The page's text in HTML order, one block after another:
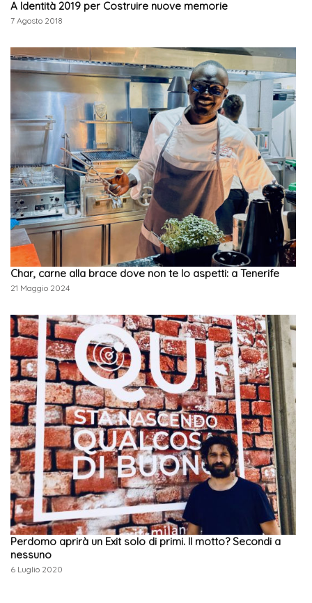
A Identità 2019 per Costruire nuove memorie
7 Agosto 2018
Char, carne alla brace dove non te lo aspetti: a Tenerife
21 Maggio 2024
Perdomo aprirà un Exit solo di primi. Il motto? Secondi a
nessuno
6 Luglio 2020